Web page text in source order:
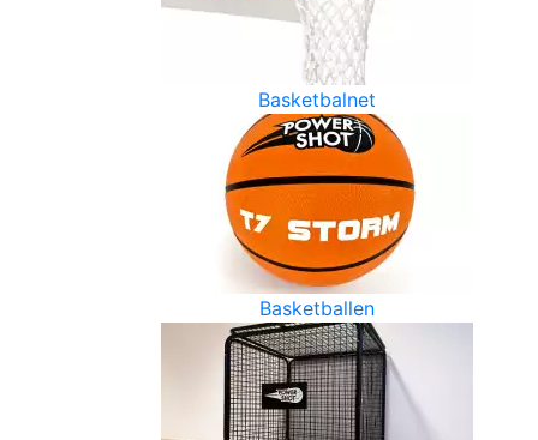
Basketbalnet
Basketballen